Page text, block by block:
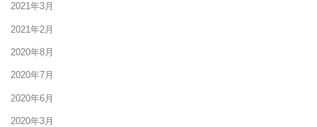
2021年3月
2021年2月
2020年8月
2020年7月
2020年6月
2020年3月